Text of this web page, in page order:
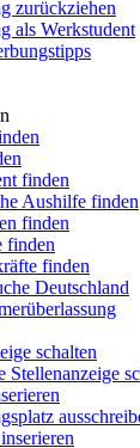
zurückziehen
als Werkstudent
finden
Aushilfe finden
finden
finden
finden
Deutschland
schalten
Stellenanzeige